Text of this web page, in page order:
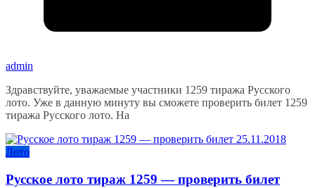
admin
Здравствуйте, уважаемые участники 1259 тиража Русского
лото. Уже в данную минуту вы сможете проверить билет 1259
тиража Русского лото. На
Лото
Русское лото тираж 1259 — проверить билет